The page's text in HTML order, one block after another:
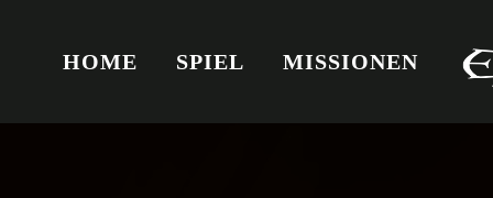
springenHOME SPIEL MISSIONEN